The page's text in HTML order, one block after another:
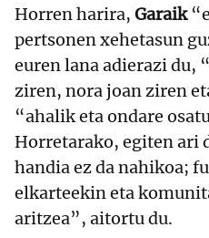
Horren harira, Garaik
pertsonen xehetasun
euren lana adierazi du,
ziren, nora joan ziren
“ahalik eta ondare
Horretarako, egiten ari
handia ez da nahikoa;
elkarteekin eta
aritzea”, aitortu du.